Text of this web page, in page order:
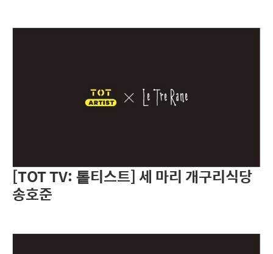
[TOT TV: 톹티스트] 세 마리 개구리식당
송호준